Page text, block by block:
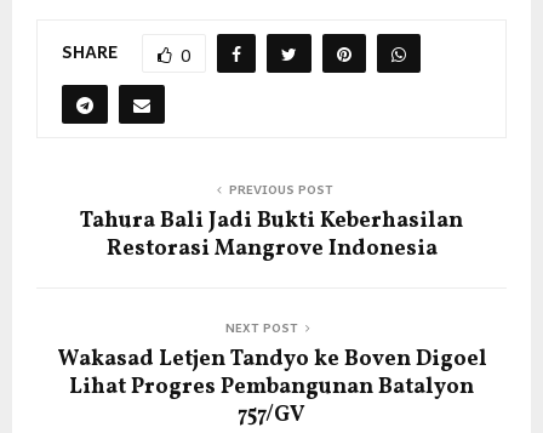
SHARE 0
PREVIOUS POST
Tahura Bali Jadi Bukti Keberhasilan
Restorasi Mangrove Indonesia
NEXT POST
Wakasad Letjen Tandyo ke Boven Digoel
Lihat Progres Pembangunan Batalyon
757/GV